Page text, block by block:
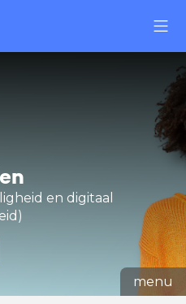
en digitaal
menu